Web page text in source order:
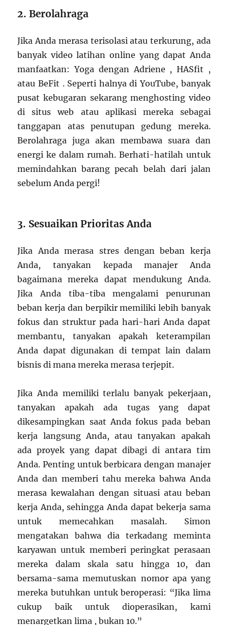
2. Berolahraga
Jika Anda merasa terisolasi atau terkurung, ada
banyak video latihan online yang dapat Anda
manfaatkan: Yoga dengan Adriene , HASfit ,
atau BeFit . Seperti halnya di YouTube, banyak
pusat kebugaran sekarang menghosting video
di situs web atau aplikasi mereka sebagai
tanggapan atas penutupan gedung mereka.
Berolahraga juga akan membawa suara dan
energi ke dalam rumah. Berhati-hatilah untuk
memindahkan barang pecah belah dari jalan
sebelum Anda pergi!
3. Sesuaikan Prioritas Anda
Jika Anda merasa stres dengan beban kerja
Anda, tanyakan kepada manajer Anda
bagaimana mereka dapat mendukung Anda.
Jika Anda tiba-tiba mengalami penurunan
beban kerja dan berpikir memiliki lebih banyak
fokus dan struktur pada hari-hari Anda dapat
membantu, tanyakan apakah keterampilan
Anda dapat digunakan di tempat lain dalam
bisnis di mana mereka merasa terjepit.
Jika Anda memiliki terlalu banyak pekerjaan,
tanyakan apakah ada tugas yang dapat
dikesampingkan saat Anda fokus pada beban
kerja langsung Anda, atau tanyakan apakah
ada proyek yang dapat dibagi di antara tim
Anda. Penting untuk berbicara dengan manajer
Anda dan memberi tahu mereka bahwa Anda
merasa kewalahan dengan situasi atau beban
kerja Anda, sehingga Anda dapat bekerja sama
untuk memecahkan masalah. Simon
mengatakan bahwa dia terkadang meminta
karyawan untuk memberi peringkat perasaan
mereka dalam skala satu hingga 10, dan
bersama-sama memutuskan nomor apa yang
mereka butuhkan untuk beroperasi: “Jika lima
cukup baik untuk dioperasikan, kami
menargetkan lima , bukan 10.”